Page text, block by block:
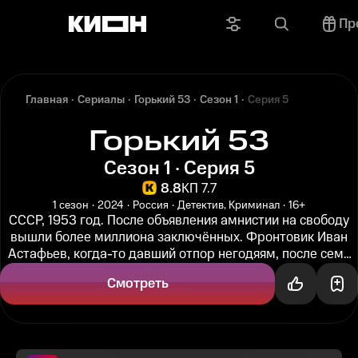
Главная Сериалы Горький 53 Сезон 1 Серия 5
Горький 53
Сезон 1 · Серия 5
8.8КП 7.7
1 сезон 2024 Россия Детектив, Криминал 16+
СССР, 1953 год. После объявления амнистии на свободу
вышли более миллиона заключённых. Фронтовик Иван
Астафьев, когда-то давший отпор негодяям, после семи
Смотреть